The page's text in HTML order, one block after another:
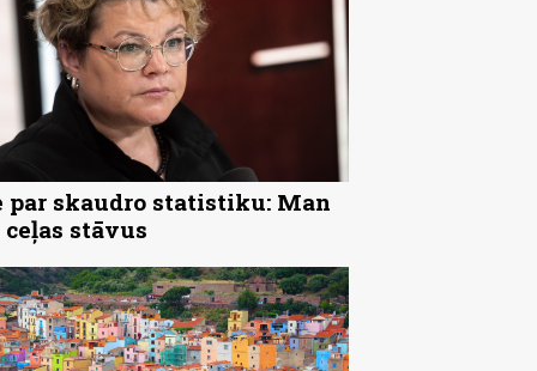
par skaudro statistiku: Man
stāvus